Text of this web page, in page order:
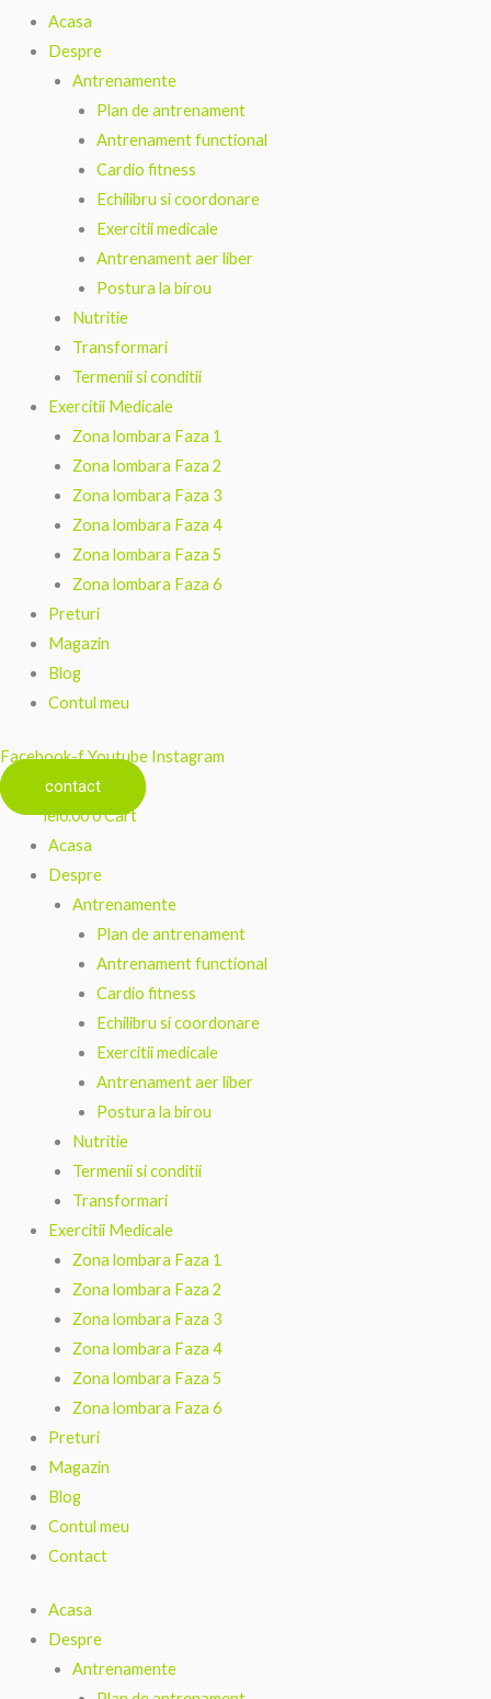
Acasa
Despre
Antrenamente
Plan de antrenament
Antrenament functional
Cardio fitness
Echilibru si coordonare
Exercitii medicale
Antrenament aer liber
Postura la birou
Nutritie
Transformari
Termenii si conditii
Exercitii Medicale
Zona lombara Faza 1
Zona lombara Faza 2
Zona lombara Faza 3
Zona lombara Faza 4
Zona lombara Faza 5
Zona lombara Faza 6
Preturi
Magazin
Blog
Contul meu
Facebook-fYoutube Instagram
contact
lei0.000Cart
Acasa
Despre
Antrenamente
Plan de antrenament
Antrenament functional
Cardio fitness
Echilibru si coordonare
Exercitii medicale
Antrenament aer liber
Postura la birou
Nutritie
Termenii si conditii
Transformari
Exercitii Medicale
Zona lombara Faza 1
Zona lombara Faza 2
Zona lombara Faza 3
Zona lombara Faza 4
Zona lombara Faza 5
Zona lombara Faza 6
Preturi
Magazin
Blog
Contul meu
Contact
Acasa
Despre
Antrenamente